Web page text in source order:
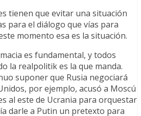
tienen que evitar una situación
para el diálogo que vías para
momento esa es la situación.
es fundamental, y todos
la realpolitik es la que manda.
suponer que Rusia negociará
por ejemplo, acusó a Moscú
al este de Ucrania para orquestar
darle a Putin un pretexto para